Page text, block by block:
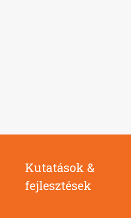
Kutatások &
fejlesztések